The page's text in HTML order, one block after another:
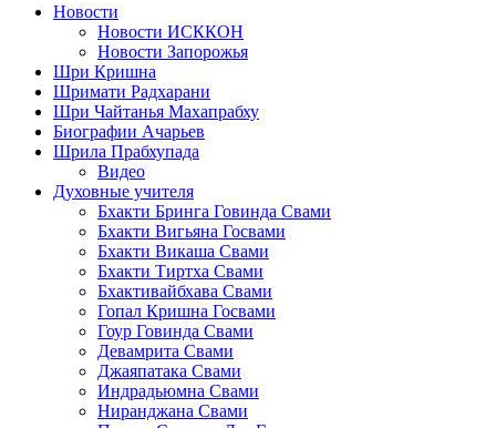
Новости
Новости ИСККОН
Новости Запорожья
Шри Кришна
Шримати Радхарани
Шри Чайтанья Махапрабху
Биографии Ачарьев
Шрила Прабхупада
Видео
Духовные учителя
Бхакти Бринга Говинда Свами
Бхакти Вигьяна Госвами
Бхакти Викаша Свами
Бхакти Тиртха Свами
Бхактивайбхава Свами
Гопал Кришна Госвами
Гоур Говинда Свами
Девамрита Свами
Джаяпатака Свами
Индрадьюмна Свами
Ниранджана Свами